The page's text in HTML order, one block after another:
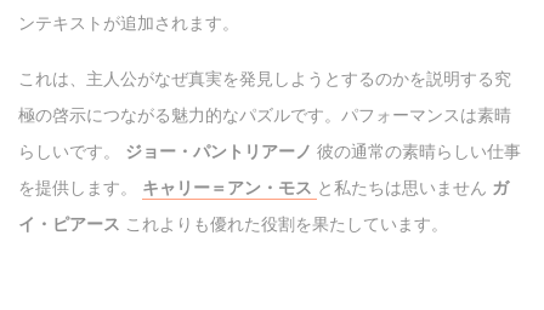
ンテキストが追加されます。
これは、主人公がなぜ真実を発見しようとするのかを説明する究
極の啓示につながる魅力的なパズルです。パフォーマンスは素晴
らしいです。
ジョー・パントリアーノ 彼の通常の素晴らしい仕事
を提供します。 キャリー＝アン・モス と私たちは思いません ガ
イ・ピアース これよりも優れた役割を果たしています。